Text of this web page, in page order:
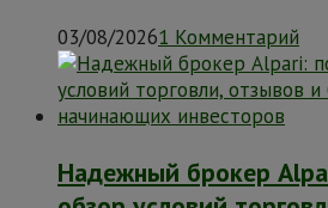
03/08/20261 Комментарий
Надежный брокер